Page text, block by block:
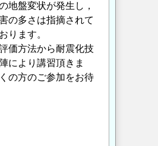
地盤変状が発生し，
の多さは指摘されて
ります。
価方法から耐震化技
により講習頂きま
の方のご参加をお待